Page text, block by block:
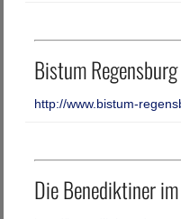
Bistum Regensburg
http://www.bistum-
Die Benediktiner